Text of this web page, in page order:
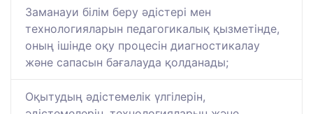
Заманауи білім беру әдістері мен
технологияларын педагогикалық қызметінде,
оның ішінде оқу процесін диагностикалау
және сапасын бағалауда қолданады;
Оқытудың әдістемелік үлгілерін,